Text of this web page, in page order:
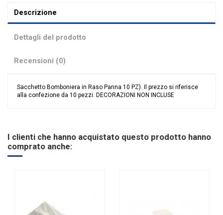
Descrizione
Dettagli del prodotto
Recensioni (0)
Sacchetto Bomboniera in Raso Panna 10 PZ). Il prezzo si riferisce
alla confezione da 10 pezzi. DECORAZIONI NON INCLUSE
I clienti che hanno acquistato questo prodotto hanno
comprato anche: